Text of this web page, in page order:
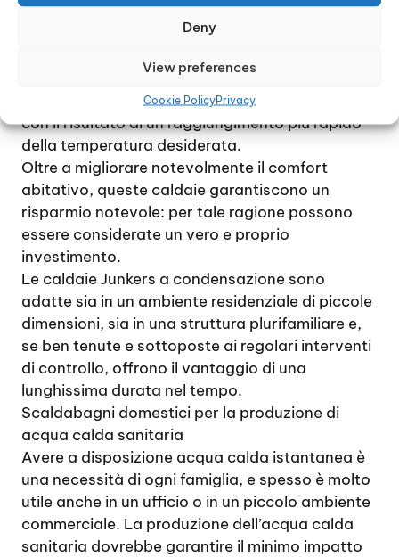
Deny
View preferences
Cookie PolicyPrivacy
facilmente raggiungere anche una temperatura
permette di riutilizzare questo calore e
sfruttarlo per potenziare l’impianto riscaldante,
con il risultato di un raggiungimento più rapido
della temperatura desiderata.
Oltre a migliorare notevolmente il comfort
abitativo, queste caldaie garantiscono un
risparmio notevole: per tale ragione possono
essere considerate un vero e proprio
investimento.
Le caldaie Junkers a condensazione sono
adatte sia in un ambiente residenziale di piccole
dimensioni, sia in una struttura plurifamiliare e,
se ben tenute e sottoposte ai regolari interventi
di controllo, offrono il vantaggio di una
lunghissima durata nel tempo.
Scaldabagni domestici per la produzione di
acqua calda sanitaria
Avere a disposizione acqua calda istantanea è
una necessità di ogni famiglia, e spesso è molto
utile anche in un ufficio o in un piccolo ambiente
commerciale. La produzione dell’acqua calda
sanitaria dovrebbe garantire il minimo impatto